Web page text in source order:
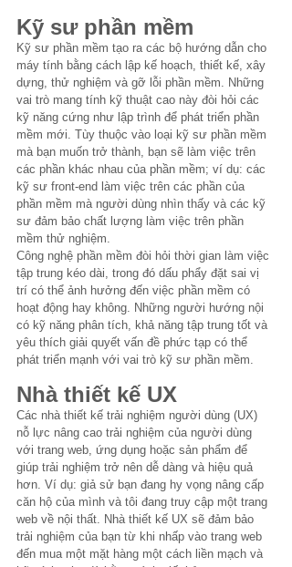
Kỹ sư phần mềm
Kỹ sư phần mềm tạo ra các bộ hướng dẫn cho
máy tính bằng cách lập kế hoạch, thiết kế, xây
dựng, thử nghiệm và gỡ lỗi phần mềm. Những
vai trò mang tính kỹ thuật cao này đòi hỏi các
kỹ năng cứng như lập trình để phát triển phần
mềm mới. Tùy thuộc vào loại kỹ sư phần mềm
mà bạn muốn trở thành, bạn sẽ làm việc trên
các phần khác nhau của phần mềm; ví dụ: các
kỹ sư front-end làm việc trên các phần của
phần mềm mà người dùng nhìn thấy và các kỹ
sư đảm bảo chất lượng làm việc trên phần
mềm thử nghiệm.
Công nghệ phần mềm đòi hỏi thời gian làm việc
tập trung kéo dài, trong đó dấu phẩy đặt sai vị
trí có thể ảnh hưởng đến việc phần mềm có
hoạt động hay không. Những người hướng nội
có kỹ năng phân tích, khả năng tập trung tốt và
yêu thích giải quyết vấn đề phức tạp có thể
phát triển mạnh với vai trò kỹ sư phần mềm.
Nhà thiết kế UX
Các nhà thiết kế trải nghiệm người dùng (UX)
nỗ lực nâng cao trải nghiệm của người dùng
với trang web, ứng dụng hoặc sản phẩm để
giúp trải nghiệm trở nên dễ dàng và hiệu quả
hơn. Ví dụ: giả sử bạn đang hy vọng nâng cấp
căn hộ của mình và tôi đang truy cập một trang
web về nội thất. Nhà thiết kế UX sẽ đảm bảo
trải nghiệm của bạn từ khi nhấp vào trang web
đến mua một mặt hàng một cách liền mạch và